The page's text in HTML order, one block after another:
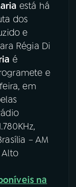
está há
dos
e
Régia Di
é
e
em
– AM
Alto
na